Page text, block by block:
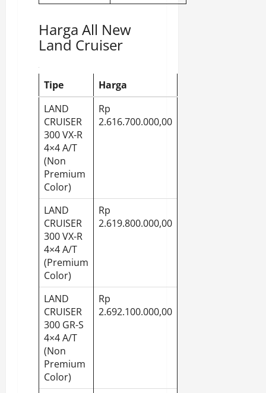
Harga All New
Land Cruiser
Tipe
Harga
LAND
CRUISER
300 VX-R
4×4 A/T
(Non
Premium
Color)
Rp
2.616.700.000,00
LAND
CRUISER
300 VX-R
4×4 A/T
(Premium
Color)
Rp
2.619.800.000,00
LAND
CRUISER
300 GR-S
4×4 A/T
(Non
Premium
Color)
Rp
2.692.100.000,00